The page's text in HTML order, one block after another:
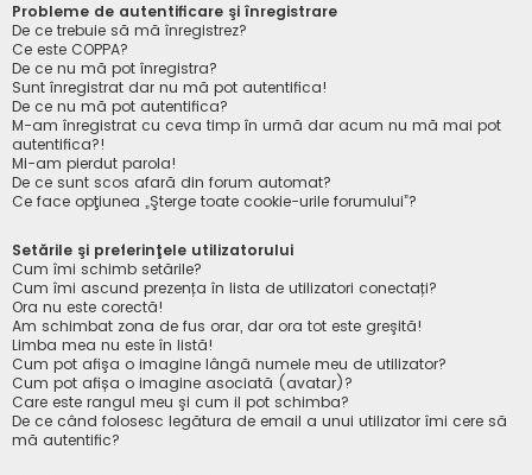
Probleme de autentificare şi înregistrare
De ce trebuie să mă înregistrez?
Ce este COPPA?
De ce nu mă pot înregistra?
Sunt înregistrat dar nu mă pot autentifica!
De ce nu mă pot autentifica?
M-am înregistrat cu ceva timp în urmă dar acum nu mă mai pot
autentifica?!
Mi-am pierdut parola!
De ce sunt scos afară din forum automat?
Ce face opţiunea „Şterge toate cookie-urile forumului”?
Setările şi preferinţele utilizatorului
Cum îmi schimb setările?
Cum îmi ascund prezența în lista de utilizatori conectați?
Ora nu este corectă!
Am schimbat zona de fus orar, dar ora tot este greşită!
Limba mea nu este în listă!
Cum pot afişa o imagine lângă numele meu de utilizator?
Cum pot afișa o imagine asociată (avatar)?
Care este rangul meu şi cum il pot schimba?
De ce când folosesc legătura de email a unui utilizator îmi cere să
mă autentific?